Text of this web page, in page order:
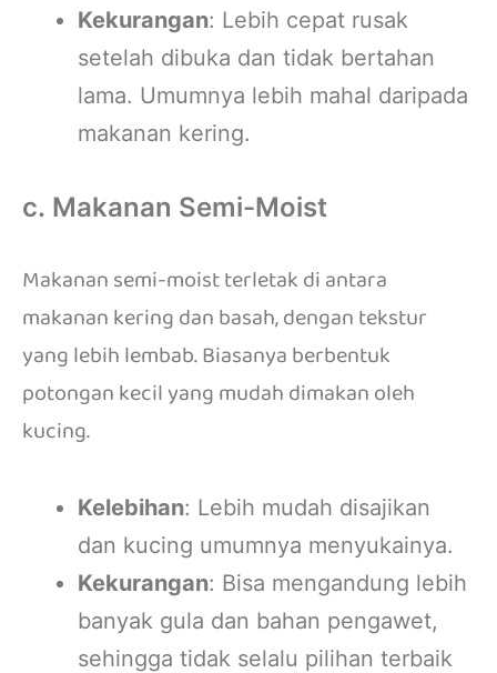
Kekurangan: Lebih cepat rusak
setelah dibuka dan tidak bertahan
lama. Umumnya lebih mahal daripada
makanan kering.
c. Makanan Semi-Moist
Makanan semi-moist terletak di antara
makanan kering dan basah, dengan tekstur
yang lebih lembab. Biasanya berbentuk
potongan kecil yang mudah dimakan oleh
kucing.
Kelebihan: Lebih mudah disajikan
dan kucing umumnya menyukainya.
Kekurangan: Bisa mengandung lebih
banyak gula dan bahan pengawet,
sehingga tidak selalu pilihan terbaik